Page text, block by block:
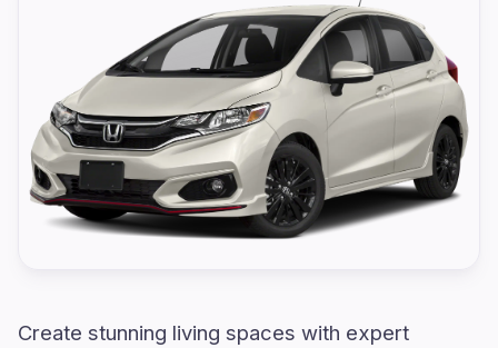
Create stunning living spaces with expert